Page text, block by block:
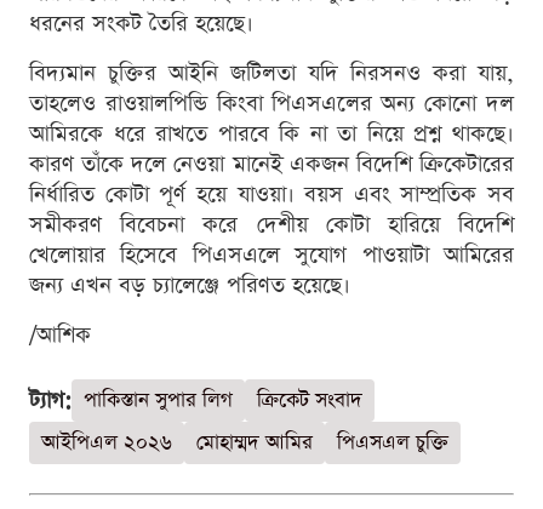
ধরনের সংকট তৈরি হয়েছে।
বিদ্যমান চুক্তির আইনি জটিলতা যদি নিরসনও করা যায়,
তাহলেও রাওয়ালপিন্ডি কিংবা পিএসএলের অন্য কোনো দল
আমিরকে ধরে রাখতে পারবে কি না তা নিয়ে প্রশ্ন থাকছে।
কারণ তাঁকে দলে নেওয়া মানেই একজন বিদেশি ক্রিকেটারের
নির্ধারিত কোটা পূর্ণ হয়ে যাওয়া। বয়স এবং সাম্প্রতিক সব
সমীকরণ বিবেচনা করে দেশীয় কোটা হারিয়ে বিদেশি
খেলোয়ার হিসেবে পিএসএলে সুযোগ পাওয়াটা আমিরের
জন্য এখন বড় চ্যালেঞ্জে পরিণত হয়েছে।
/আশিক
ট্যাগ: পাকিস্তান সুপার লিগ
ক্রিকেট সংবাদ
আইপিএল ২০২৬
মোহাম্মদ আমির পিএসএল চুক্তি